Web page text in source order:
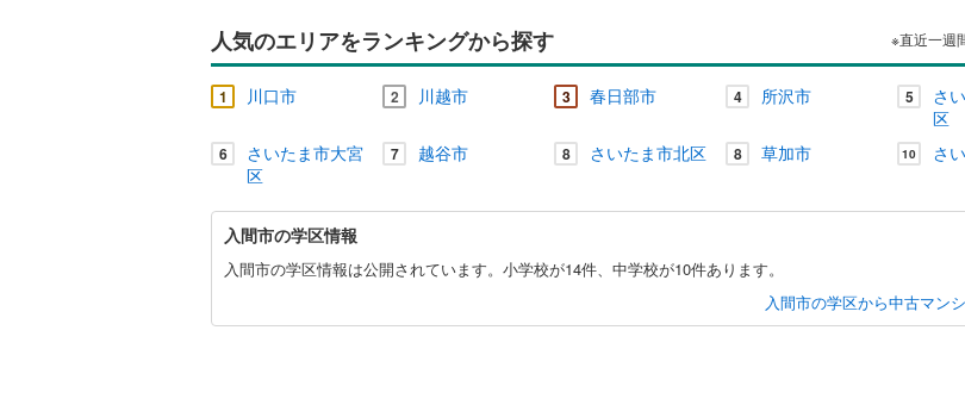
人気のエリアをランキングから探す ※直近一週
1 川口市 2 川越市 3 春日部市 4 所沢市 5
さ
区
6
さいたま市大宮
区
7 越谷市 8 さいたま市北区 8 草加市 10 さ
入
間
市
入間市の学区情報
入間市の学区情報は公開されています。小学校が14件、中学校が10件あります。
入間市の学区から中古マン